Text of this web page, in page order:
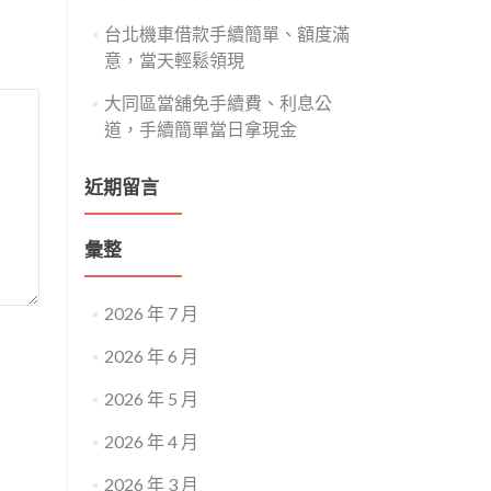
台北機車借款手續簡單、額度滿
意，當天輕鬆領現
大同區當舖免手續費、利息公
道，手續簡單當日拿現金
近期留言
彙整
2026 年 7 月
2026 年 6 月
2026 年 5 月
2026 年 4 月
2026 年 3 月